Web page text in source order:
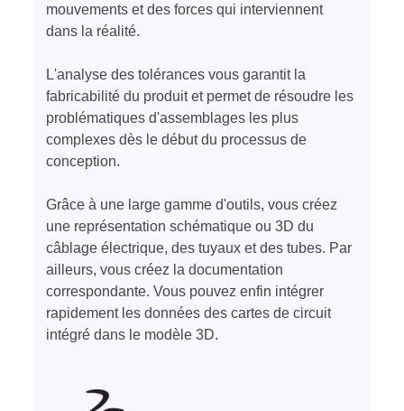
mouvements et des forces qui interviennent
dans la réalité.
L'analyse des tolérances vous garantit la
fabricabilité du produit et permet de résoudre les
problématiques d'assemblages les plus
complexes dès le début du processus de
conception.
Grâce à une large gamme d'outils, vous créez
une représentation schématique ou 3D du
câblage électrique, des tuyaux et des tubes. Par
ailleurs, vous créez la documentation
correspondante. Vous pouvez enfin intégrer
rapidement les données des cartes de circuit
intégré dans le modèle 3D.